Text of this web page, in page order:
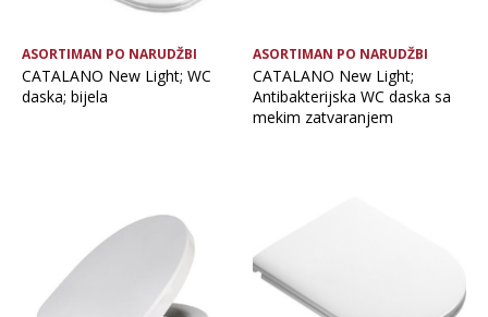
ASORTIMAN PO NARUDŽBI
CATALANO New Light; WC
daska; bijela
ASORTIMAN PO NARUDŽBI
CATALANO New Light;
Antibakterijska WC daska sa
mekim zatvaranjem